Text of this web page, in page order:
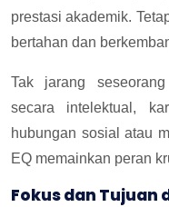
prestasi akademik.
bertahan dan
Tak jarang
secara intelektual,
hubungan sosial atau
EQ memainkan peran
Fokus dan Tujuan